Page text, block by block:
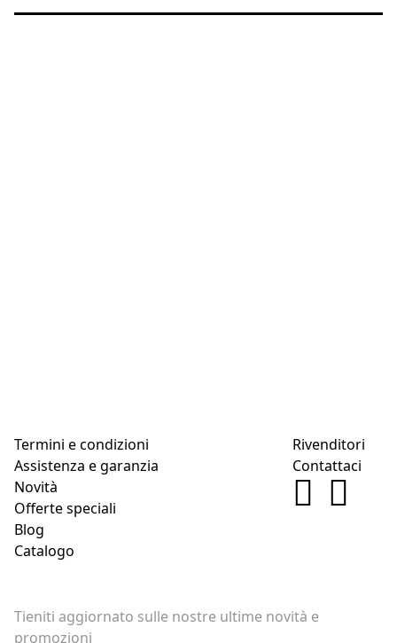
Termini e condizioni
Assistenza e garanzia
Novità
Offerte speciali
Blog
Catalogo
Rivenditori
Contattaci
Tieniti aggiornato sulle nostre ultime novità e
promozioni